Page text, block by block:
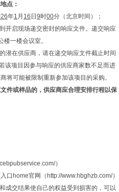
点：
年1 月 16 日 9时00分（北京时间）；
开启现场递交密封的响应文件。递交响应
一楼会议室。
潜在供应商，请在递交响应文件截止时间
该项目因参与响应的供应商家数不足而进
将可能被限制重新参加该项目的采购。
件或样品的，供应商应合理安排行程以保
）
口home官网（http://www.hbghzb.com/）
成交结果使自己的权益受到损害的，可以